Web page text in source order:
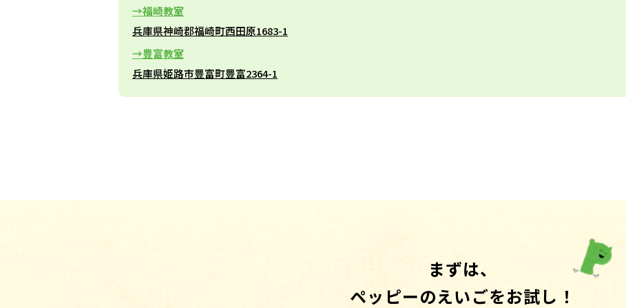
福崎教室
兵庫県神崎郡福崎町西田原1683-1
豊富教室
兵庫県姫路市豊富町豊富2364-1
まずは、
ペッピーのえいごをお試し！